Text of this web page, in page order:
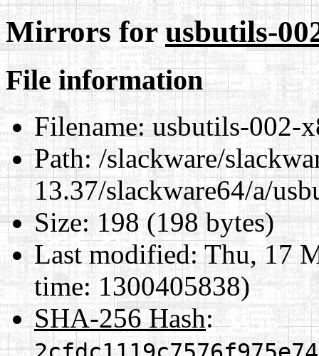
Mirrors forusbutils-
File information
Filename:usbutils-002-
Path:/slackware/
13.37/slackware64/a/
Size:198 (198 bytes)
Last modified:Thu, 17
time: 1300405838)
SHA-256 Hash: